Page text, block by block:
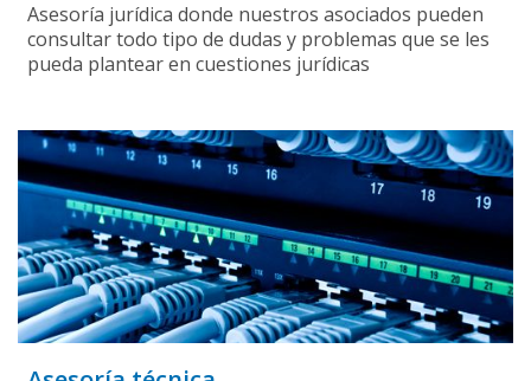
Asesoría jurídica donde nuestros asociados pueden
consultar todo tipo de dudas y problemas que se les
pueda plantear en cuestiones jurídicas